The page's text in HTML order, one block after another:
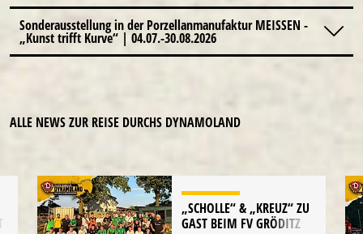
Sonderausstellung in der Porzellanmanufaktur MEISSEN -
„Kunst trifft Kurve“ | 04.07.-30.08.2026
ALLE NEWS ZUR REISE DURCHS DYNAMOLAND
„SCHOLLE“ & „KREUZ“ ZU
GAST BEIM FV GRÖDITZ